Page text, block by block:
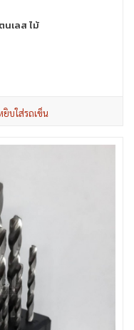
นเลส ไม้
ยิบใส่รถเข็น